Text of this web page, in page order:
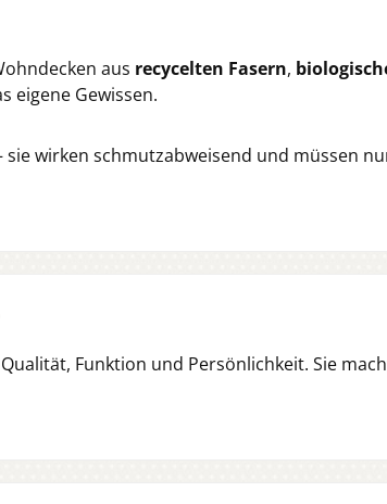
aus recycelten Fasern,
eigene Gewissen.
wirken schmutzabweisend und müssen
Funktion und Persönlichkeit. Sie